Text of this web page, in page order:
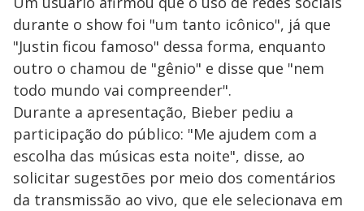
durante o show foi "um tanto icônico", já que
"Justin ficou famoso" dessa forma, enquanto
outro o chamou de "gênio" e disse que "nem
todo mundo vai compreender".
Durante a apresentação, Bieber pediu a
participação do público: "Me ajudem com a
escolha das músicas esta noite", disse, ao
solicitar sugestões por meio dos comentários
da transmissão ao vivo, que ele selecionava em